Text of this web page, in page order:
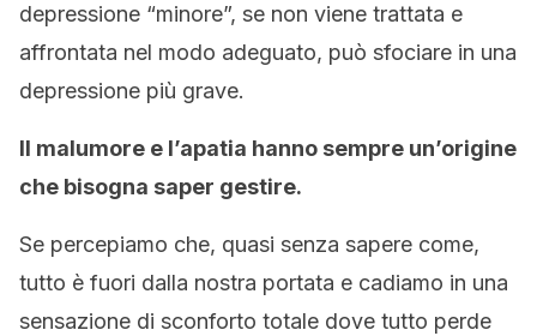
depressione “minore”, se non viene trattata e
affrontata nel modo adeguato, può sfociare in una
depressione più grave.
Il malumore e l’apatia hanno sempre un’origine
che bisogna saper gestire.
Se percepiamo che, quasi senza sapere come,
tutto è fuori dalla nostra portata e cadiamo in una
sensazione di sconforto totale dove tutto perde